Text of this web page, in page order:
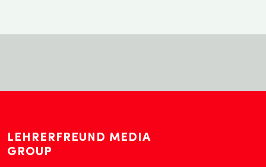
LEHRERFREUND MEDIA
GROUP